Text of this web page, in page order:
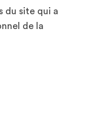
du site qui a
de la